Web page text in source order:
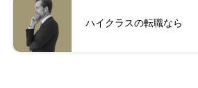
ハイクラスの転職なら